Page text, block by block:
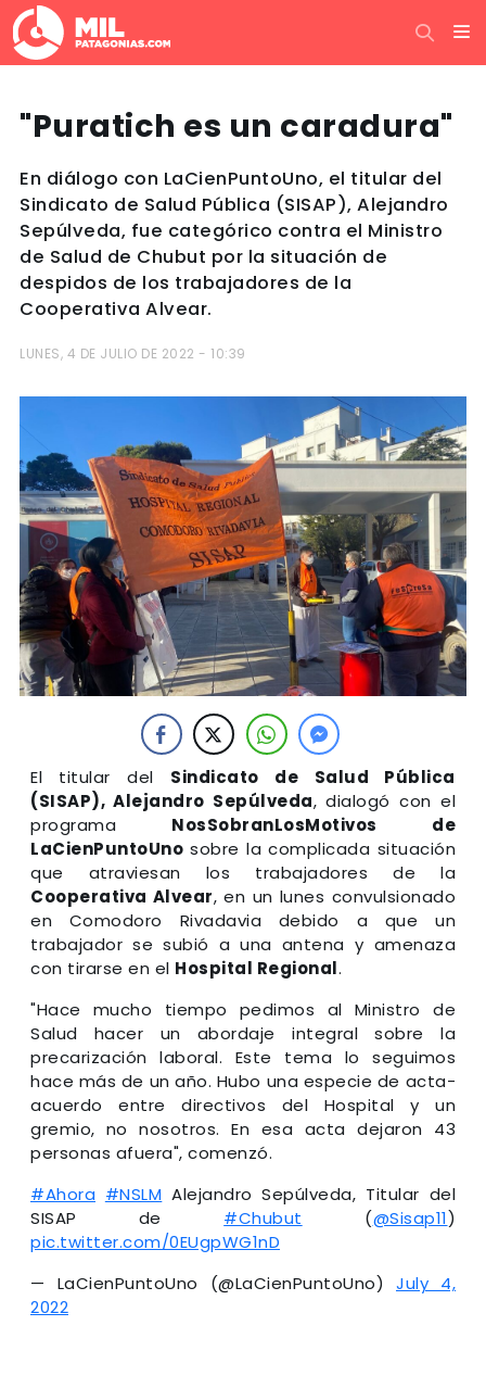
"Puratich es un caradura"
En diálogo con LaCienPuntoUno, el titular del
Sindicato de Salud Pública (SISAP), Alejandro
Sepúlveda, fue categórico contra el Ministro
de Salud de Chubut por la situación de
despidos de los trabajadores de la
Cooperativa Alvear.
LUNES, 4 DE JULIO DE 2022 - 10:39
El titular del Sindicato de Salud Pública
(SISAP), Alejandro Sepúlveda, dialogó con el
programa NosSobranLosMotivos de
LaCienPuntoUno sobre la complicada situación
que atraviesan los trabajadores de la
Cooperativa Alvear, en un lunes convulsionado
en Comodoro Rivadavia debido a que un
trabajador se subió a una antena y amenaza
con tirarse en el Hospital Regional.
"Hace mucho tiempo pedimos al Ministro de
Salud hacer un abordaje integral sobre la
precarización laboral. Este tema lo seguimos
hace más de un año. Hubo una especie de acta-
acuerdo entre directivos del Hospital y un
gremio, no nosotros. En esa acta dejaron 43
personas afuera", comenzó.
#Ahora #NSLM Alejandro Sepúlveda, Titular del
SISAP de #Chubut (@Sisap11)
pic.twitter.com/0EUgpWG1nD
— LaCienPuntoUno (@LaCienPuntoUno) July 4,
2022